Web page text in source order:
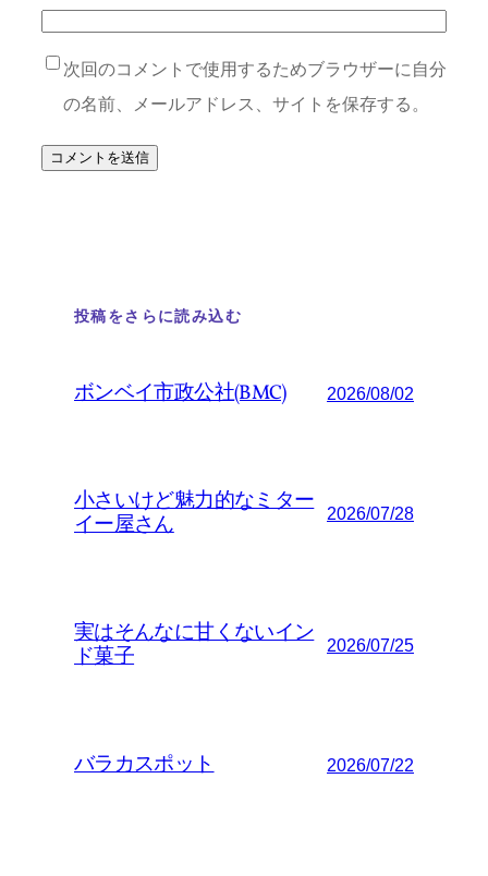
次回のコメントで使用するためブラウザーに自分
の名前、メールアドレス、サイトを保存する。
投稿をさらに読み込む
ボンベイ市政公社(BMC) 2026/08/02
小さいけど魅力的なミター
イー屋さん
2026/07/28
実はそんなに甘くないイン
ド菓子
2026/07/25
バラカスポット 2026/07/22